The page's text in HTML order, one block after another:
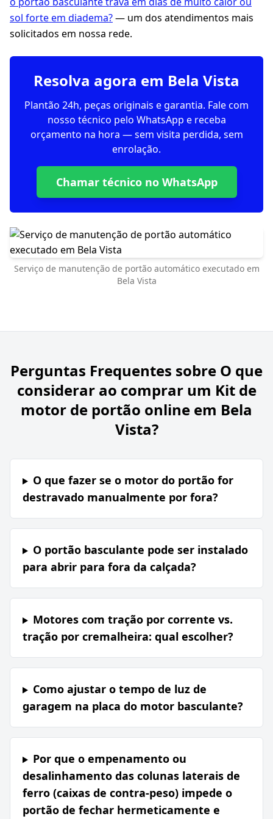
sol forte em diadema?— um dos atendimentos mais
solicitados em nossa rede.
Resolva agora em Bela Vista
Plantão 24h, peças originais e garantia. Fale com
nosso técnico pelo WhatsApp e receba
orçamento na hora — sem visita perdida, sem
enrolação.
Chamar técnico no WhatsApp
Serviço de manutenção de portão automático executado em
Bela Vista
Perguntas Frequentes sobre O que
considerar ao comprar um Kit de
motor de portão online em Bela
Vista?
O que fazer se o motor do portão for
destravado manualmente por fora?
O portão basculante pode ser instalado
para abrir para fora da calçada?
Motores com tração por corrente vs.
tração por cremalheira: qual escolher?
Como ajustar o tempo de luz de
garagem na placa do motor basculante?
Por que o empenamento ou
desalinhamento das colunas laterais de
ferro (caixas de contra-peso) impede o
portão de fechar hermeticamente e